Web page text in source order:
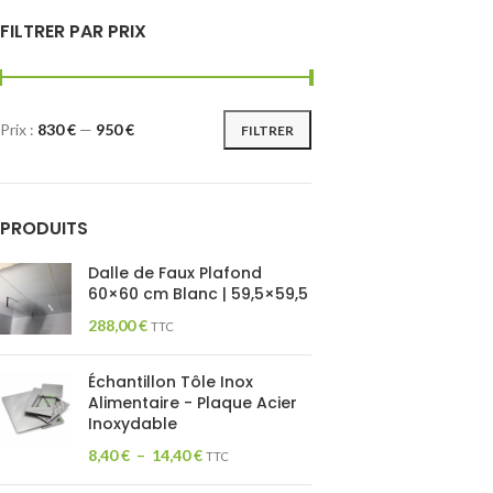
FILTRER PAR PRIX
FILTRER
Prix : 830 € — 950 €
PRODUITS
Dalle de Faux Plafond
60×60 cm Blanc | 59,5×59,5
288,00€ TTC
Échantillon Tôle Inox
Alimentaire - Plaque Acier
Inoxydable
8,40€ – 14,40€ TTC